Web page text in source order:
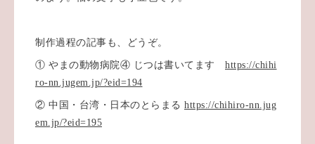
制作過程の記事も、どうぞ。
① やまの動物病院④ じつは書いてます https://chihi
ro-nn.jugem.jp/?eid=194
② 中国・台湾・日本のとらまる https://chihiro-nn.jug
em.jp/?eid=195